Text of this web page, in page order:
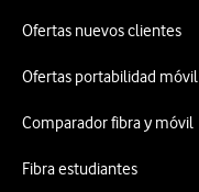
Ofertas nuevos clientes
Ofertas portabilidad móvil
Comparador fibra y móvil
Fibra estudiantes